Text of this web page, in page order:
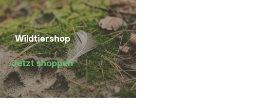
Wildtiershop
Jetzt shoppen